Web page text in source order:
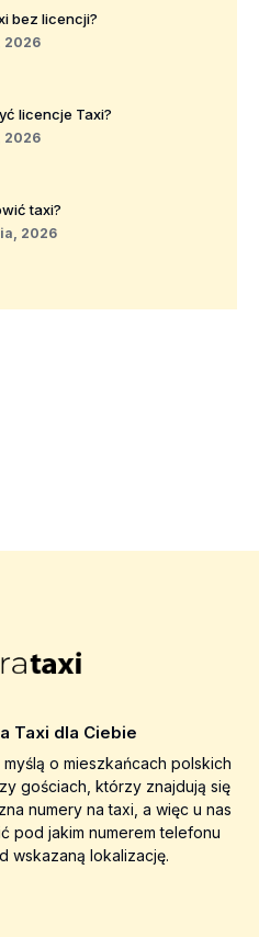
bez licencji?
2026
licencje Taxi?
2026
taxi?
2026
Taxi dla Ciebie
o mieszkańcach polskich
gościach, którzy znajdują się
numery na taxi, a więc u nas
pod jakim numerem telefonu
wskazaną lokalizację.